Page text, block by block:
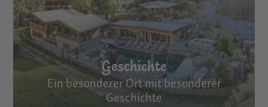
Geschichte
Ein besonderer Ort mit besonderer
Geschichte